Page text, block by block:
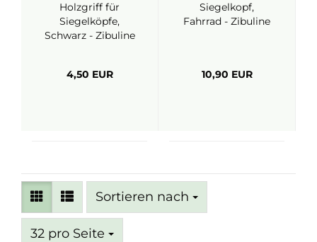
Holzgriff für
Siegelköpfe,
Schwarz - Zibuline
4,50 EUR
Siegelkopf,
Fahrrad - Zibuline
10,90 EUR
Sortieren nach
Sortieren nach
32 pro Seite
pro Seite